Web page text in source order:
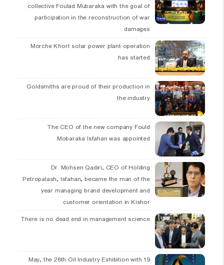
collective Foulad Mubaraka with the goal of
participation in the reconstruction of war
damages
Morche Khort solar power plant operation
has started
Goldsmiths are proud of their production in
the industry
The CEO of the new company Fould
Mobaraka Isfahan was appointed
Dr. Mohsen Qadiri, CEO of Holding
Petropalash, Isfahan, became the man of the
year managing brand development and
customer orientation in Kishor
There is no dead end in management science
19 May, the 28th Oil Industry Exhibition with